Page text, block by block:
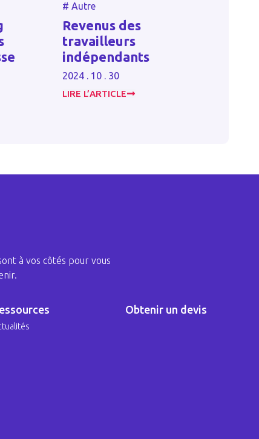
# Autre
Revenus des
travailleurs
indépendants
2024 . 10 . 30
LIRE L’ARTICLE
à vos côtés pour vous
Obtenir un devis